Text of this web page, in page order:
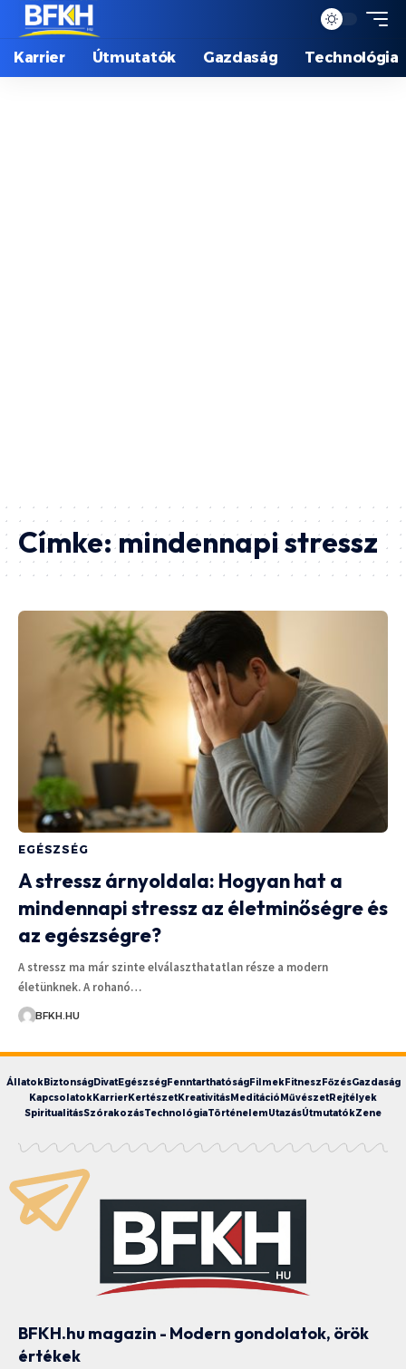
Karrier Útmutatók Gazdaság Technológia
Címke:mindennapi stressz
EGÉSZSÉG
A stressz árnyoldala: Hogyan hat a
mindennapi stressz az életminőségre és
az egészségre?
A stressz ma már szinte elválaszthatatlan része a modern
életünknek. A rohanó…
BFKH.HU
ÁllatokBiztonságDivatEgészségFenntarthatóságFilmekFitneszFőzésGazdaság
KapcsolatokKarrierKertészetKreativitásMeditációMűvészetRejtélyek
SpiritualitásSzórakozásTechnológiaTörténelemUtazásÚtmutatókZene
BFKH.hu magazin - Modern gondolatok, örök
értékek